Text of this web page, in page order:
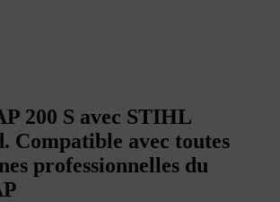
200 S avec STIHL
Compatible avec toutes
professionnelles du